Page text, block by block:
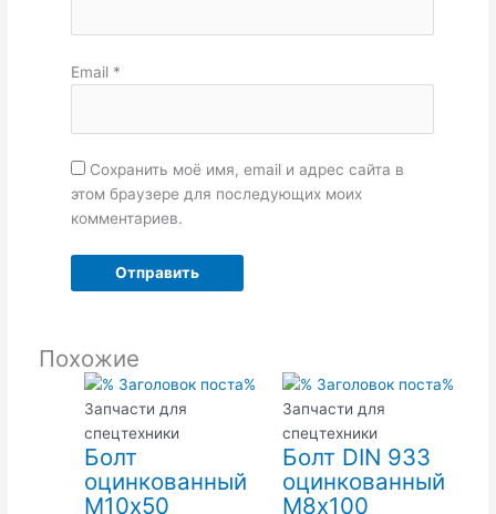
Email *
Сохранить моё имя, email и адрес сайта в
этом браузере для последующих моих
комментариев.
Похожие
Запчасти для
спецтехники
Болт
оцинкованный
М10х50
Запчасти для
спецтехники
Болт DIN 933
оцинкованный
М8х100